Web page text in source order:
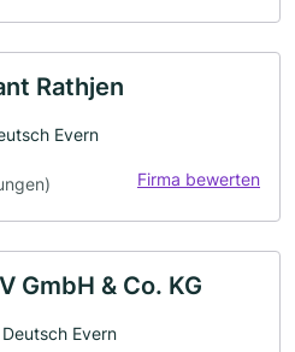
Rathjen
Evern
Firma bewerten
GmbH & Co. KG
Evern